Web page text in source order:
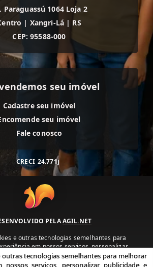
Paraguassú 1064 Loja 2
| Xangri-Lá | RS
CEP: 95588-000
seu imóvel
Cadastre seu imóvel
seu imóvel
Fale conosco
CRECI 24.771j
PELAAGIL.NET
e outras tecnologias semelhantes para
em nossos serviços, personalizar
conteúdo de seu interesse. Ao utilizar
concorda com nossa política de privacidade e
outras tecnologias semelhantes para melhorar
nossos serviços, personalizar publicidade e